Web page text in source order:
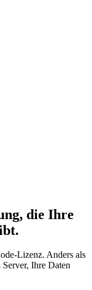
die Ihre
Lizenz. Anders als
Ihre Daten